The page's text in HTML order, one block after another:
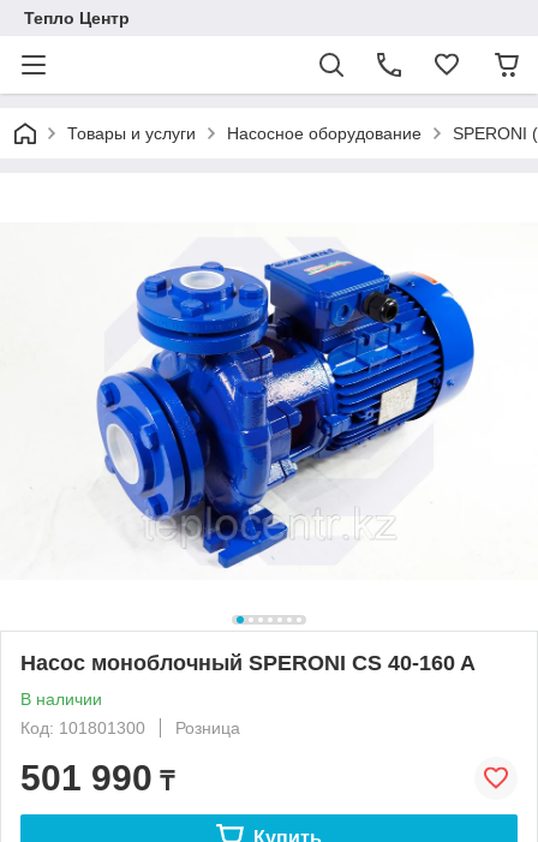
Тепло Центр
Товары и услуги Насосное оборудование SPERONI
Насос моноблочный SPERONI CS 40-160 A
В наличии
Код: 101801300
Розница
501 990 ₸
Купить